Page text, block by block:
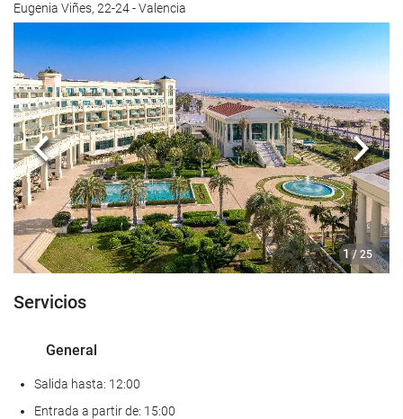
Eugenia Viñes, 22-24 - Valencia
1 / 25
Anterior
Servicios
General
Salida hasta: 12:00
Entrada a partir de: 15:00